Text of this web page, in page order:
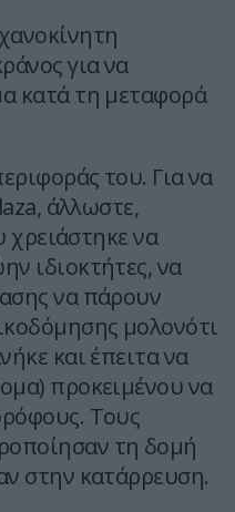
για να
κατά τη μεταφορά
του. Για να
άλλωστε,
χρειάστηκε να
ιδιοκτήτες, να
να πάρουν
μολονότι
και έπειτα να
προκειμένου να
Τους
τη δομή
στην κατάρρευση.